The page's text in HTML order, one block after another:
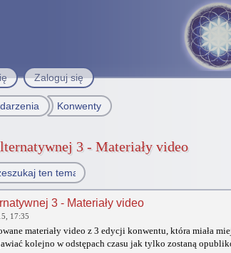
Zaloguj się
Konwenty
3 - Materiały video
3 - Materiały video
17:35
materiały video z 3 edycji konwentu, która miała
kolejno w odstępach czasu jak tylko zostaną